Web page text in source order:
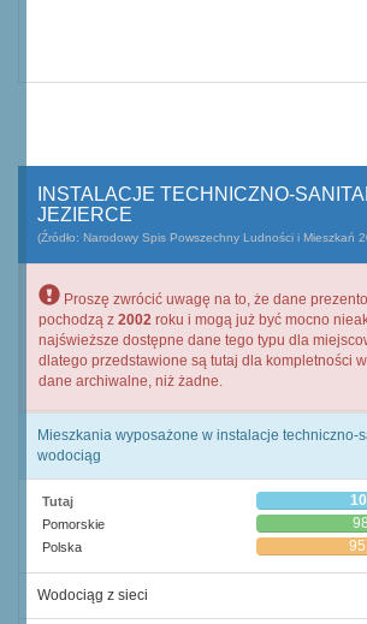
INSTALACJE TECHNICZNO-
JEZIERCE
(Źródło: Narodowy Spis Powszechny Ludności i Mieszkań
Proszę zwrócić uwagę na to, że dane
pochodzą z 2002 roku i mogą już być mocno
najświeższe dostępne dane tego typu dla
dlatego przedstawione są tutaj dla kompletności
dane archiwalne, niż żadne.
Mieszkania wyposażone w instalacje techniczno-
wodociąg
Tutaj
Pomorskie
Polska
Wodociąg z sieci